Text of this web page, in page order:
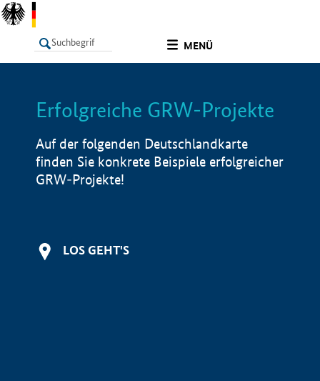
MENÜ
LISTE Info
Erfolgreiche GRW-Projekte
Auf der folgenden Deutschlandkarte
finden Sie konkrete Beispiele erfolgreicher
GRW-Projekte!
LOS GEHT'S